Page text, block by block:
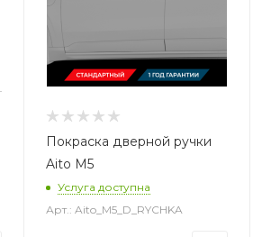
Покраска дверной ручки
Aito M5
Услуга доступна
Арт.: Aito_M5_D_RYCHKA